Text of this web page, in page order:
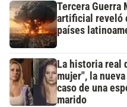
Tercera
artificial reveló
países
La historia real
mujer", la
caso de una
marido